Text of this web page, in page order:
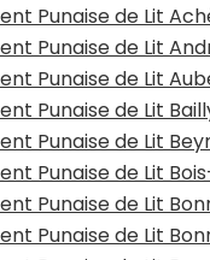
Punaise de Lit
Punaise de Lit
Punaise de Lit
Punaise de Lit
Punaise de Lit
Punaise de Lit
Punaise de Lit
Punaise de Lit